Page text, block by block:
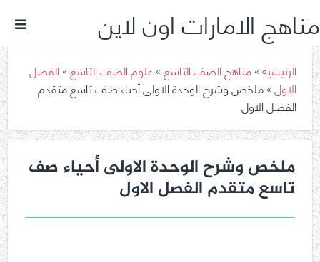
مناهج الامارات اون لاين
الرئيسية»مناهج الصف التاسع»علوم الصف التاسع»الفصل
الاول»ملخص وشرح الوحدة الاولى أحياء صف تاسع متقدم
الفصل الاول
ملخص وشرح الوحدة الاولى أحياء صف
تاسع متقدم الفصل الاول